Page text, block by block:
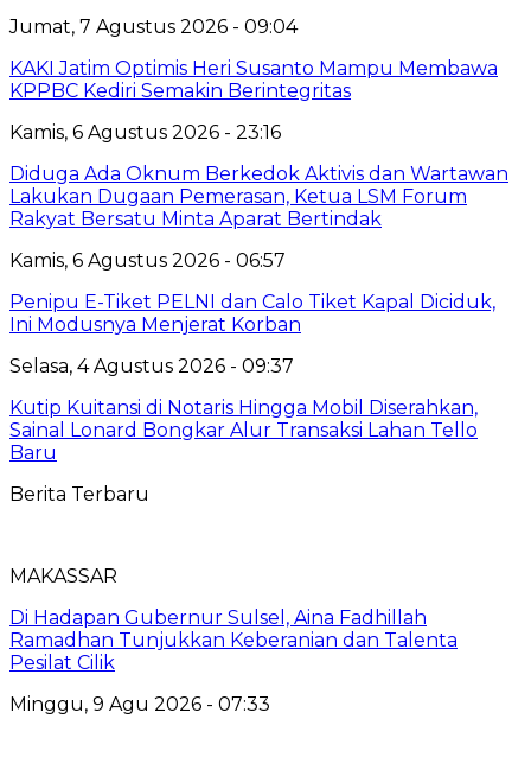
Jumat, 7 Agustus 2026 - 09:04
KAKI Jatim Optimis Heri Susanto Mampu Membawa
KPPBC Kediri Semakin Berintegritas
Kamis, 6 Agustus 2026 - 23:16
Diduga Ada Oknum Berkedok Aktivis dan Wartawan
Lakukan Dugaan Pemerasan, Ketua LSM Forum
Rakyat Bersatu Minta Aparat Bertindak
Kamis, 6 Agustus 2026 - 06:57
Penipu E-Tiket PELNI dan Calo Tiket Kapal Diciduk,
Ini Modusnya Menjerat Korban
Selasa, 4 Agustus 2026 - 09:37
Kutip Kuitansi di Notaris Hingga Mobil Diserahkan,
Sainal Lonard Bongkar Alur Transaksi Lahan Tello
Baru
Berita Terbaru
MAKASSAR
Di Hadapan Gubernur Sulsel, Aina Fadhillah
Ramadhan Tunjukkan Keberanian dan Talenta
Pesilat Cilik
Minggu, 9 Agu 2026 - 07:33